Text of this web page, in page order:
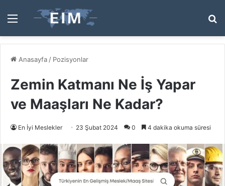
Menü
...
Anasayfa / Pozisyonlar
Zemin Katmanı Ne İş Yapar
ve Maaşları Ne Kadar?
En İyi Meslekler 23 Şubat 2024 0 4 dakika okuma süresi